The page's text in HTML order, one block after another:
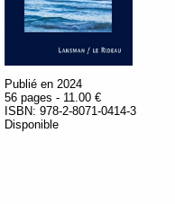
Publié en 2024
56 pages - 11.00 €
ISBN: 978-2-8071-0414-3
Disponible